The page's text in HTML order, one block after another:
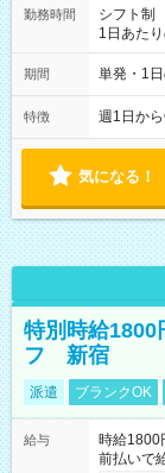
間】試用
勤務時間
シフト制
1日あた
間は 試
期間 単発・1日
特徴 週1日か
気になる！
特別時給1800
フ 新宿
派遣 ブランクOK
給与
時給1800
前払いで